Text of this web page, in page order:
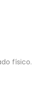
físico.